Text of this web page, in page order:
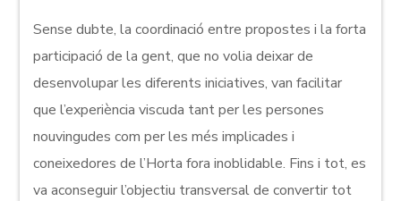
Sense dubte, la coordinació entre propostes i la forta
participació de la gent, que no volia deixar de
desenvolupar les diferents iniciatives, van facilitar
que l’experiència viscuda tant per les persones
nouvingudes com per les més implicades i
coneixedores de l’Horta fora inoblidable. Fins i tot, es
va aconseguir l’objectiu transversal de convertir tot